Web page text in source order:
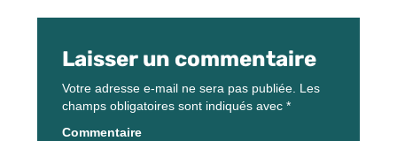
Laisser un commentaire
Votre adresse e-mail ne sera pas publiée. Les
champs obligatoires sont indiqués avec *
Commentaire